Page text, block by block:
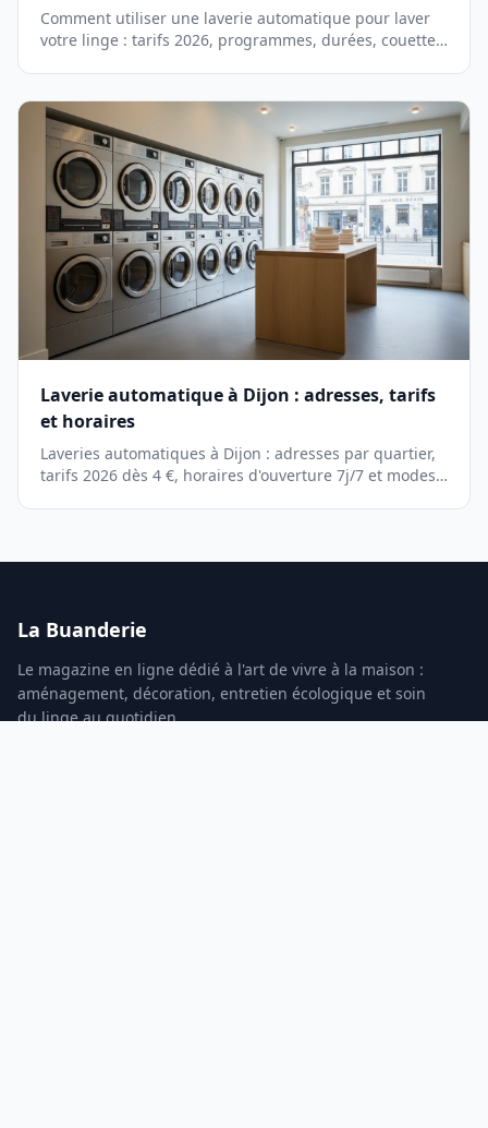
Comment utiliser une laverie automatique pour laver
votre linge : tarifs 2026, programmes, durées, couettes
Laverie automatique à Dijon : adresses, tarifs
et horaires
Laveries automatiques à Dijon : adresses par quartier,
tarifs 2026 dès 4 €, horaires d'ouverture 7j/7 et modes
La Buanderie
Le magazine en ligne dédié à l'art de vivre à la maison :
aménagement, décoration, entretien écologique et soin
du linge au quotidien.